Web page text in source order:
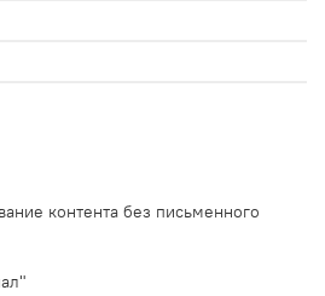
контента без письменного